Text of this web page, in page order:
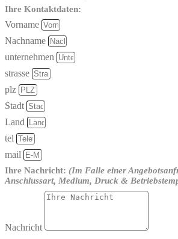
Ihre Kontaktdaten:
Vorname
Nachname
unternehmen
strasse
plz
Stadt
Land
tel
mail
Ihre Nachricht: (Im Falle einer
Anschlussart, Medium, Druck &
Nachricht